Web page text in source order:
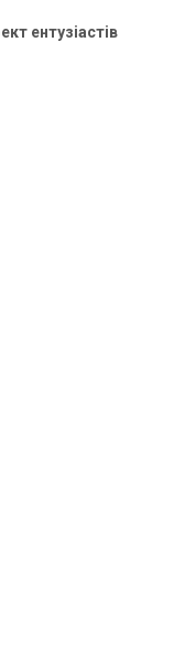
ентузіастів